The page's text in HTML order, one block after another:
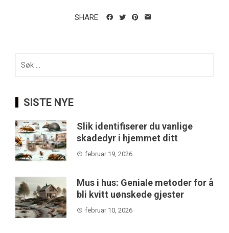
SHARE
etter:
SISTE NYE
Slik identifiserer du vanlige
skadedyr i hjemmet ditt
februar 19, 2026
Mus i hus: Geniale metoder for å
bli kvitt uønskede gjester
februar 10, 2026